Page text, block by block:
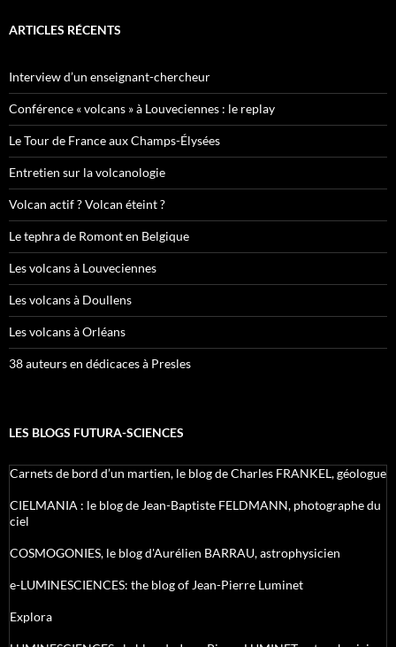
ARTICLES RÉCENTS
Interview d’un enseignant-chercheur
Conférence « volcans » à Louveciennes : le replay
Le Tour de France aux Champs-Élysées
Entretien sur la volcanologie
Volcan actif ? Volcan éteint ?
Le tephra de Romont en Belgique
Les volcans à Louveciennes
Les volcans à Doullens
Les volcans à Orléans
38 auteurs en dédicaces à Presles
LES BLOGS FUTURA-SCIENCES
Carnets de bord d’un martien, le blog de Charles FRANKEL, géologue
CIELMANIA : le blog de Jean-Baptiste FELDMANN, photographe du
ciel
COSMOGONIES, le blog d'Aurélien BARRAU, astrophysicien
e-LUMINESCIENCES: the blog of Jean-Pierre Luminet
Explora